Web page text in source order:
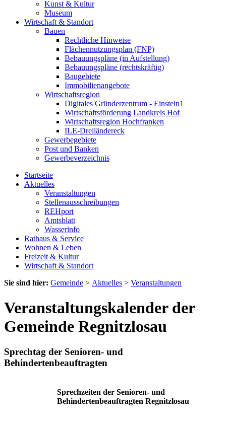
Kunst & Kultur
Museum
Wirtschaft & Standort
Bauen
Rechtliche Hinweise
Flächennutzungsplan (FNP)
Bebauungspläne (in Aufstellung)
Bebauungspläne (rechtskräftig)
Baugebiete
Immobilienangebote
Wirtschaftsregion
Digitales Gründerzentrum - Einstein1
Wirtschaftsförderung Landkreis Hof
Wirtschaftsregion Hochfranken
ILE-Dreiländereck
Gewerbegebiete
Post und Banken
Gewerbeverzeichnis
Startseite
Aktuelles
Veranstaltungen
Stellenausschreibungen
REHport
Amtsblatt
Wasserinfo
Rathaus & Service
Wohnen & Leben
Freizeit & Kultur
Wirtschaft & Standort
Sie sind hier: Gemeinde > Aktuelles > Veranstaltungen
Veranstaltungskalender der
Gemeinde Regnitzlosau
Sprechtag der Senioren- und
Behindertenbeauftragten
Sprechzeiten der Senioren- und
Behindertenbeauftragten Regnitzlosau